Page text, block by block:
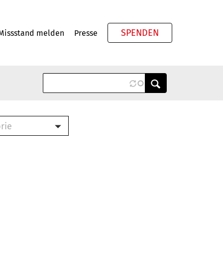
melden Presse SPENDEN